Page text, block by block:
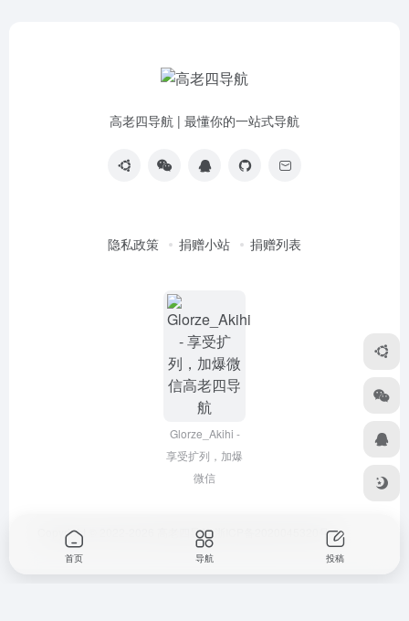
高老四导航 | 最懂你的一站式导航
隐私政策 捐赠小站 捐赠列表
Glorze_Akihi -
享受扩列，加爆
微信
Copyright © 2022-2026 高老四导航 浙ICP备2020045320号-3
首页 导航 投稿